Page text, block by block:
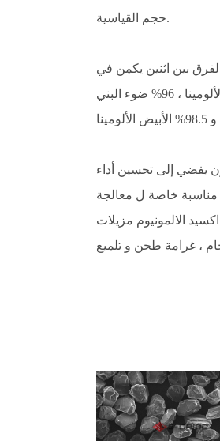
حجم القياسية.
الفرق بين اثنين يكمن في
محتوى الألومينا بلورات. في العام ، ألوانها يمكن تمييزها ، مثل 92% الظلام البني الألومينا ، 96% ضوء البني
يفضي إلى تحسين أداء
مناسبة خاصة ل معالجة
اكسيد الالمونيوم مزيلات